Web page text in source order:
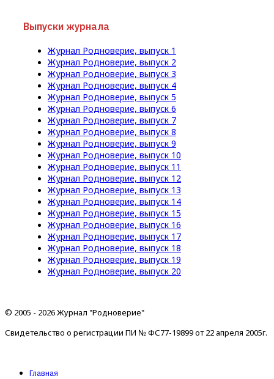
Выпуски журнала
Журнал Родноверие, выпуск 1
Журнал Родноверие, выпуск 2
Журнал Родноверие, выпуск 3
Журнал Родноверие, выпуск 4
Журнал Родноверие, выпуск 5
Журнал Родноверие, выпуск 6
Журнал Родноверие, выпуск 7
Журнал Родноверие, выпуск 8
Журнал Родноверие, выпуск 9
Журнал Родноверие, выпуск 10
Журнал Родноверие, выпуск 11
Журнал Родноверие, выпуск 12
Журнал Родноверие, выпуск 13
Журнал Родноверие, выпуск 14
Журнал Родноверие, выпуск 15
Журнал Родноверие, выпуск 16
Журнал Родноверие, выпуск 17
Журнал Родноверие, выпуск 18
Журнал Родноверие, выпуск 19
Журнал Родноверие, выпуск 20
© 2005 - 2026 Журнал "Родноверие"
Свидетельство о регистрации ПИ № ФС77-19899 от 22 апреля 2005г.
Главная